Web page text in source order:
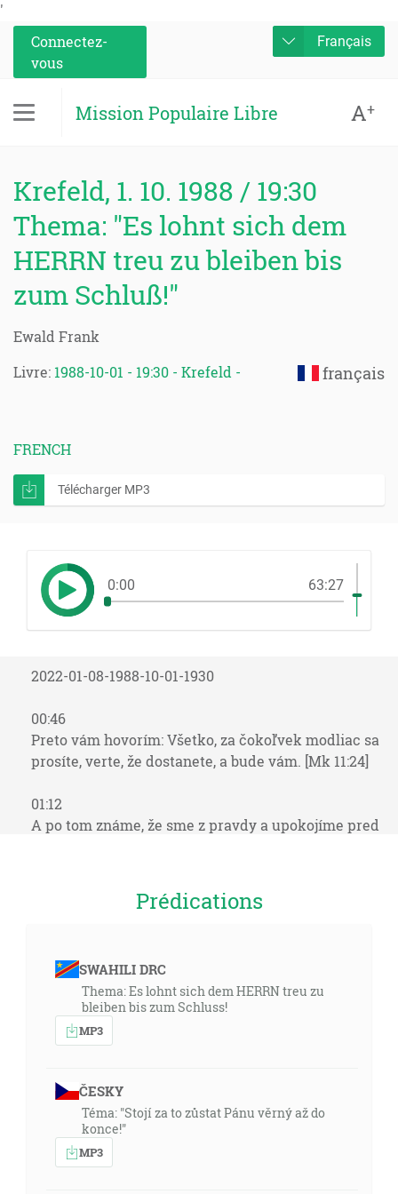
'
Connectez-
vous
Français
Mission Populaire Libre A+
Krefeld, 1. 10. 1988 / 19:30
Thema: "Es lohnt sich dem
HERRN treu zu bleiben bis
zum Schluß!"
Ewald Frank
français
Livre: 1988-10-01 - 19:30 - Krefeld -
FRENCH
Télécharger MP3
0:00 63:27
2022-01-08-1988-10-01-1930
00:46
Preto vám hovorím: Všetko, za čokoľvek modliac sa
prosíte, verte, že dostanete, a bude vám. [Mk 11:24]
01:12
A po tom známe, že sme z pravdy a upokojíme pred
keď nás neobviňuje naše srdce, máme smelú dôveru
k Bohu a všetko, čokoľvek prosíme, berieme od neho,
A toto je tá smelá dôvera, ktorú máme k nemu, že keď
prosíme niečo podľa jeho vôle, čuje nás. A keď vieme,
splnené svoje prosby, ktoré sme prosili od neho. [1J
5:14-15]
05:27
Hľa, panna počne a porodí syna, a nazovú jeho meno
Prédications
SWAHILI DRC
Thema: Es lohnt sich dem HERRN treu zu
bleiben bis zum Schluss!
MP3
ČESKY
Téma: "Stojí za to zůstat Pánu věrný až do
konce!"
MP3